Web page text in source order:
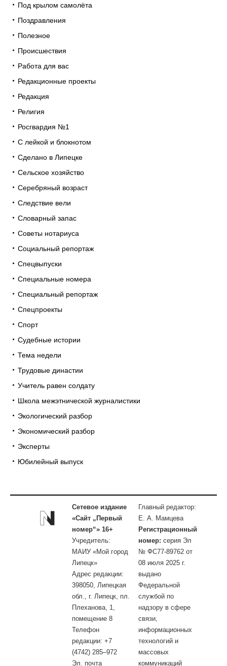
Под крылом самолёта
Поздравления
Полезное
Происшествия
Работа для вас
Редакционные проекты
Редакция
Религия
Росгвардия №1
С лейкой и блокнотом
Сделано в Липецке
Сельское хозяйство
Серебряный возраст
Следствие вели
Словарный запас
Советы нотариуса
Социальный репортаж
Спецвыпуски
Специальные номера
Специальный репортаж
Спецпроекты
Спорт
Судебные истории
Тема недели
Трудовые династии
Учитель равен солдату
Школа межэтнической журналистики
Экологический разбор
Экономический разбор
Эксперты
Юбилейный выпуск
Сетевое издание
«Сайт „Первый
номер“» 16+
Учредитель:
МАИУ «Мой город
Липецк»
Адрес редакции:
398050, Липецкая
обл., г. Липецк, пл.
Плеханова, 1,
помещение 8
Телефон
редакции: +7
(4742) 285–972
Эл. почта
Главный редактор:
Е. А. Мамцева
Регистрационный
номер: серия Эл
№ ФС77-89762 от
08 июля 2025 г.
выдано
Федеральной
службой по
надзору в сфере
связи,
информационных
технологий и
массовых
коммуникаций